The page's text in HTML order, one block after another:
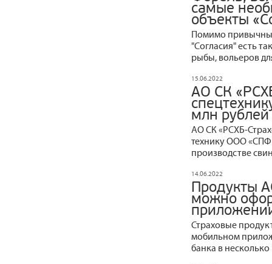
самые
объекты
Помимо
"Согласия" есть
рыбы, вольеров
15.06.2022
АО СК
млн рублей
АО СК «РСХБ-
технику ООО «СПФ
производстве
14.06.2022
Продукты
можно
Страховые
мобильном
банка в